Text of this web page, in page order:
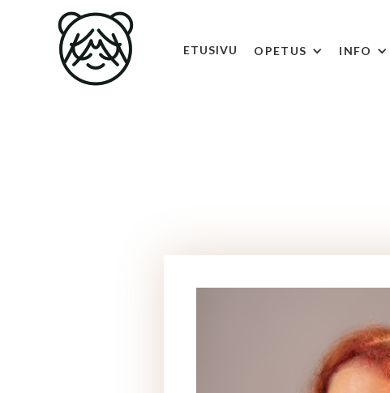
ETUSIVU OPETUS INFO